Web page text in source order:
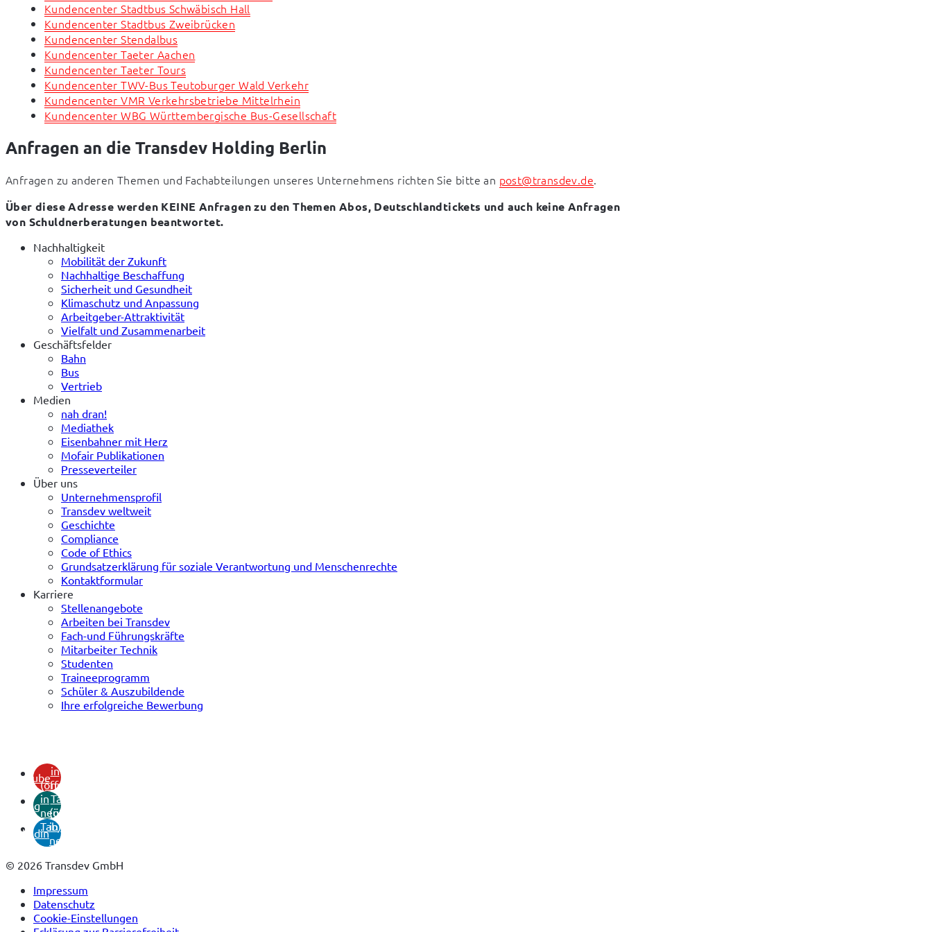
Kundencenter Stadtbus Schwäbisch Hall
Kundencenter Stadtbus Zweibrücken
Kundencenter Stendalbus
Kundencenter Taeter Aachen
Kundencenter Taeter Tours
Kundencenter TWV-Bus Teutoburger Wald Verkehr
Kundencenter VMR Verkehrsbetriebe Mittelrhein
Kundencenter WBG Württembergische Bus-Gesellschaft
Anfragen an die Transdev Holding Berlin
Anfragen zu anderen Themen und Fachabteilungen unseres Unternehmens richten Sie bitte an post@transdev.de.
Über diese Adresse werden KEINE Anfragen zu den Themen Abos, Deutschlandtickets und auch keine Anfragen
von Schuldnerberatungen beantwortet.
Nachhaltigkeit
Mobilität der Zukunft
Nachhaltige Beschaffung
Sicherheit und Gesundheit
Klimaschutz und Anpassung
Arbeitgeber-Attraktivität
Vielfalt und Zusammenarbeit
Geschäftsfelder
Bahn
Bus
Vertrieb
Medien
nah dran!
Mediathek
Eisenbahner mit Herz
Mofair Publikationen
Presseverteiler
Über uns
Unternehmensprofil
Transdev weltweit
Geschichte
Compliance
Code of Ethics
Grundsatzerklärung für soziale Verantwortung und Menschenrechte
Kontaktformular
Karriere
Stellenangebote
Arbeiten bei Transdev
Fach-und Führungskräfte
Mitarbeiter Technik
Studenten
Traineeprogramm
Schüler & Auszubildende
Ihre erfolgreiche Bewerbung
youtubein
neuem
Tab)
xing
(öffnet
in
neuem
Tab)
linkedin
(öffnet
in
neuem
© 2026 Transdev GmbH
Impressum
Datenschutz
Cookie-Einstellungen